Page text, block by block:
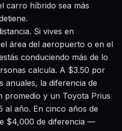
carro híbrido sea más
Si vives en
área del aeropuerto o en el
conduciendo más de lo
calcula. A $3.50 por
anuales, la diferencia de
promedio y un Toyota Prius
al año. En cinco años de
$4,000 de diferencia —